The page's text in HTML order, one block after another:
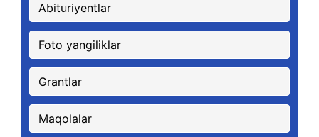
Abituriyentlar
Foto yangiliklar
Grantlar
Maqolalar